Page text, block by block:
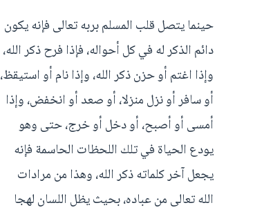
حينما يتصل قلب المسلم بربه تعالى فإنه يكون
دائم الذكر له في كل أحواله، فإذا فرح ذكر الله،
وإذا اغتم أو حزن ذكر الله، وإذا نام أو استيقظ،
أو سافر أو نزل منزلا، أو صعد أو انخفض، وإذا
أمسى أو أصبح، أو دخل أو خرج، حتى وهو
يودع الحياة في تلك اللحظات الحاسمة فإنه
يجعل آخر كلماته ذكر الله، وهذا من مرادات
الله تعالى من عباده، بحيث يظل اللسان لهجا